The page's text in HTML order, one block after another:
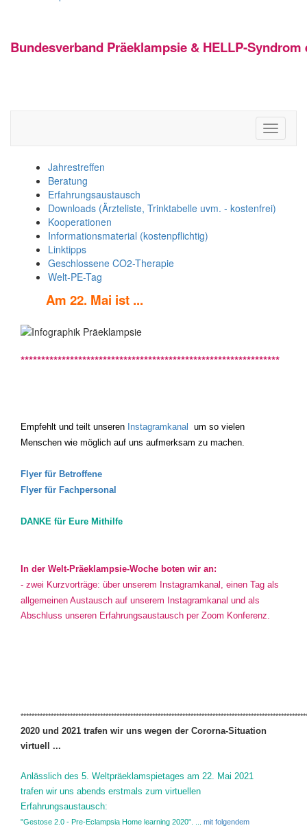
Bundesverband Präeklampsie & HELLP-Syndrom
Toggle
Jahrestreffen
Beratung
Erfahrungsaustausch
Downloads (Ärzteliste, Trinktabelle uvm. - kostenfrei)
Kooperationen
Informationsmaterial (kostenpflichtig)
Linktipps
Geschlossene CO2-Therapie
Welt-PE-Tag
Am 22. Mai ist ...
***************************************************************
Empfehlt und teilt unseren Instagramkanal
um so vielen
Menschen wie möglich auf uns aufmerksam zu machen.
Flyer für Betroffene
Flyer für Fachpersonal
DANKE für Eure Mithilfe
In der Welt-Präeklampsie-Woche boten wir an:
- zwei Kurzvorträge: über unserem Instagramkanal, einen Tag als
allgemeinen Austausch auf unserem Instagramkanal und als
Abschluss unseren Erfahrungsaustausch per Zoom Konferenz.
2020 und 2021 trafen wir uns wegen der Cororna-Situation
virtuell ...
Anlässlich des 5. Weltpräeklamspietages am 22. Mai 2021
trafen wir uns abends erstmals zum virtuellen
Erfahrungsaustausch:
"Gestose 2.0 - Pre-Eclampsia Home learning 2020". ... mit folgendem